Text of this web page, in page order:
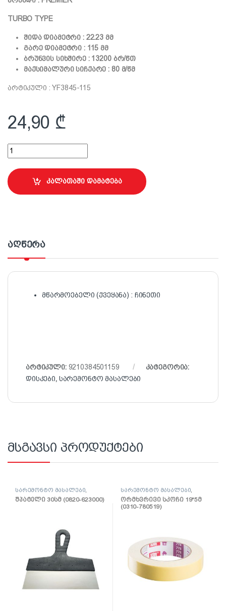
TURBO TYPE
შიდა დიამეტრი : 22.23 მმ
გარე დიამეტრი : 115 მმ
ბრუნვის სიხშირე : 13200 ბრ/წთ
მაქსიმალური სიჩქარე : 80 მ/წმ
არტიკული : YF3845-115
24,90 ₾
Premier-ის ორ რიგიანი ბეტონის საპრიალებელი დისკი;
კალათაში დამატება
აღწერა
მწარმოებელი (ქვეყანა) : ჩინეთი
არტიკული: 9210384501159
კატეგორია:
დისკები, სარემონტო მასალები
მსგავსი პროდუქტები
სარემონტო მასალები
შპატელი, საპრიალებელი,
ქაფჩა
შპატელი 30სმ (0820-623000)
სარემონტო მასალები
ლენტი
ორმხვრივი სკოჩი 19*5მ
(0310-780519)